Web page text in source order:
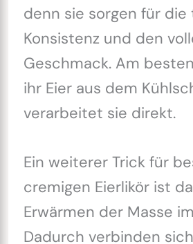
denn sie sorgen für
Konsistenz und den
Geschmack. Am
ihr Eier aus dem
verarbeitet sie direkt.
Ein weiterer Trick für
cremigen Eierlikör ist
Erwärmen der Masse
Dadurch verbinden